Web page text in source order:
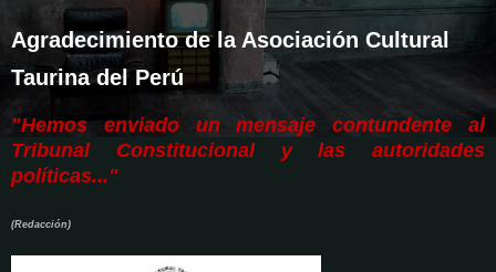
Agradecimiento de la Asociación Cultural
Taurina del Perú
"Hemos enviado un mensaje contundente al
Tribunal Constitucional y las autoridades
políticas..."
(Redacción)